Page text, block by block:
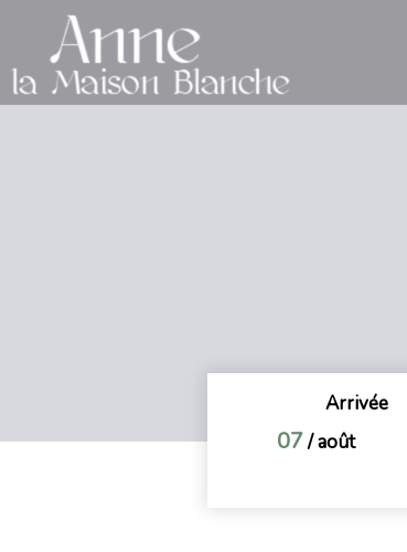
Arrivée
07/ août